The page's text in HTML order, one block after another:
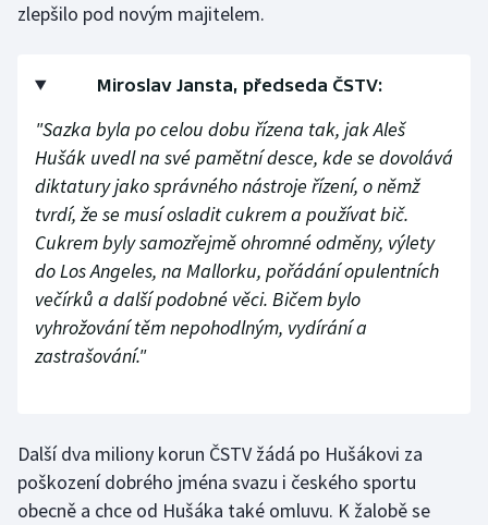
Motorsport
Olympijské hry
Parasport
Plavání
Plážový volejbal
Ragby
Rychlostní kanoistika
Short track
zlepšilo pod novým majitelem.
Miroslav Jansta, předseda ČSTV:
"Sazka byla po celou dobu řízena tak, jak Aleš
Hušák uvedl na své pamětní desce, kde se dovolává
diktatury jako správného nástroje řízení, o němž
tvrdí, že se musí osladit cukrem a používat bič.
Cukrem byly samozřejmě ohromné odměny, výlety
do Los Angeles, na Mallorku, pořádání opulentních
večírků a další podobné věci. Bičem bylo
vyhrožování těm nepohodlným, vydírání a
zastrašování."
Další dva miliony korun ČSTV žádá po Hušákovi za
poškození dobrého jména svazu i českého sportu
obecně a chce od Hušáka také omluvu. K žalobě se